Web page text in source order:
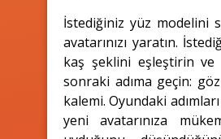
İstediğiniz yüz modelini
avatarınızı yaratın.
kaş şeklini eşleştirin ve
sonraki adıma geçin:
kalemi. Oyundaki
yeni avatarınıza